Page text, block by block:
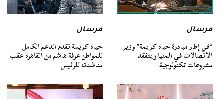
مرسال
“في إطار مبادرة حياة كريمة” وزير
الاتصالات في المنيا ويتفقد
مشروعات تكنولوجية
مرسال
حياة كريمة تقدم الدعم الكامل
للمواطن عرفة هاشم من القاهرة عقب
مناشدته للرئيس